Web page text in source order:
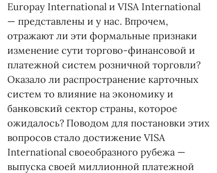
Europay International и VISA International
— представлены и у нас. Впрочем,
отражают ли эти формальные признаки
изменение сути торгово-финансовой и
платежной систем розничной торговли?
Оказало ли распространение карточных
систем то влияние на экономику и
банковский сектор страны, которое
ожидалось? Поводом для постановки этих
вопросов стало достижение VISA
International своеобразного рубежа —
выпуска своей миллионной платежной